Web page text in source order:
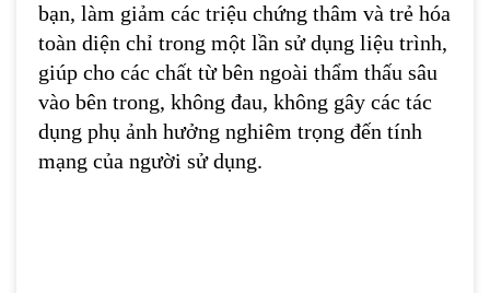
bạn, làm giảm các triệu chứng thâm và trẻ hóa
toàn diện chỉ trong một lần sử dụng liệu trình,
giúp cho các chất từ bên ngoài thẩm thấu sâu
vào bên trong, không đau, không gây các tác
dụng phụ ảnh hưởng nghiêm trọng đến tính
mạng của người sử dụng.